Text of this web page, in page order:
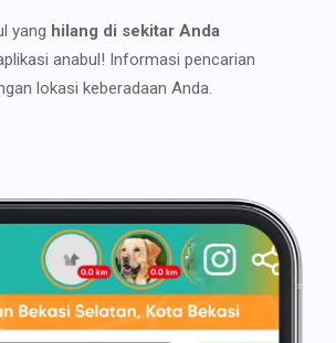
yang hilang di sekitar Anda
anabul! Informasi pencarian
lokasi keberadaan Anda.